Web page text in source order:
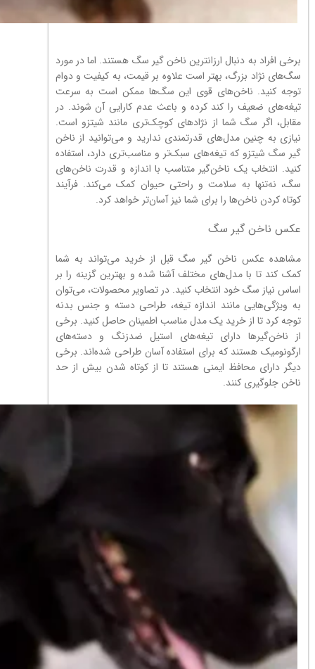
برخی افراد به دنبال ارزانترین ناخن گیر سگ هستند. اما در مورد
سگ‌های نژاد بزرگ، بهتر است علاوه بر قیمت، به کیفیت و دوام
توجه کنید. ناخن‌های قوی این سگ‌ها ممکن است به سرعت
تیغه‌های ضعیف را کند کرده و باعث عدم کارایی آن شوند. در
مقابل، اگر سگ شما از نژادهای کوچک‌تری مانند شیتزو است.
نیازی به چنین مدل‌های قدرتمندی ندارید و می‌توانید از ناخن
گیر سگ شیتزو که تیغه‌های سبک‌تر و مناسب‌تری دارد، استفاده
کنید. انتخاب یک ناخن‌گیر متناسب با اندازه و قدرت ناخن‌های
سگ، نه‌تنها به سلامت و راحتی حیوان کمک می‌کند. فرآیند
کوتاه کردن ناخن‌ها را برای شما نیز آسان‌تر خواهد کرد.
عکس ناخن گیر سگ
مشاهده عکس ناخن گیر سگ قبل از خرید می‌تواند به شما
کمک کند تا با مدل‌های مختلف آشنا شده و بهترین گزینه را بر
اساس نیاز سگ خود انتخاب کنید. در تصاویر محصولات، می‌توان
به ویژگی‌هایی مانند اندازه تیغه، طراحی دسته و جنس بدنه
توجه کرد تا از خرید یک مدل مناسب اطمینان حاصل کنید. برخی
از ناخن‌گیرها دارای تیغه‌های استیل ضدزنگ و دسته‌های
ارگونومیک هستند که برای استفاده آسان طراحی شده‌اند. برخی
دیگر دارای محافظ ایمنی هستند تا از کوتاه شدن بیش از حد
ناخن جلوگیری کنند.